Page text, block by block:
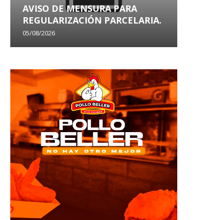
AVISO DE MENSURA PARA
REGULARIZACIÓN PARCELARIA.
05/08/2026